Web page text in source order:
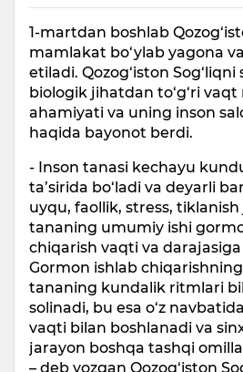
1-martdan boshlab
mamlakat bo‘ylab yagona
etiladi. Qozog‘iston
biologik jihatdan to‘g‘ri
ahamiyati va uning inson
haqida bayonot berdi.
- Inson tanasi kechayu
ta’sirida bo‘ladi va deyarli
uyqu, faollik, stress,
tananing umumiy ishi
chiqarish vaqti va darajasiga
Gormon ishlab
tananing kundalik ritmlari
solinadi, bu esa o‘z
vaqti bilan boshlanadi va
jarayon boshqa tashqi
– deb yozgan Qozog‘iston